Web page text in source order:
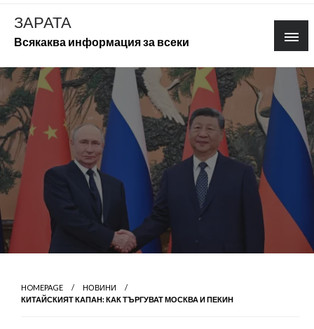
Skip
content
ЗАРАТА
Всякаква информация за всеки
HOMEPAGE
НОВИНИ
КИТАЙСКИЯТ КАПАН: КАК ТЪРГУВАТ МОСКВА И ПЕКИН